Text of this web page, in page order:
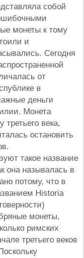
собой
монеты к тому
и
Сегодня
от
в
деньги
Монета
третьего века,
остановить
такое название
она называлась в
потому, что в
Historia
монеты,
римских
третьего веков